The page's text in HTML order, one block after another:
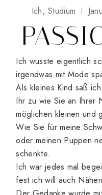
Ich Studium
Ich wusste eigentlich
irgendwas mit Mode
Als kleines Kind saß
Ihr zu wie Sie an Ihrer
möglichen kleinen und
Wie Sie für meine
oder meinen Puppen
schenkte.
Ich war jedes mal
fest ich will auch